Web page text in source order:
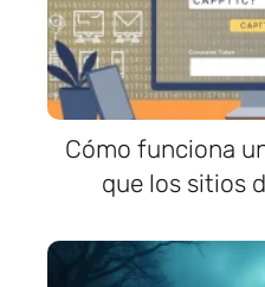
Cómo funciona
que los sitios